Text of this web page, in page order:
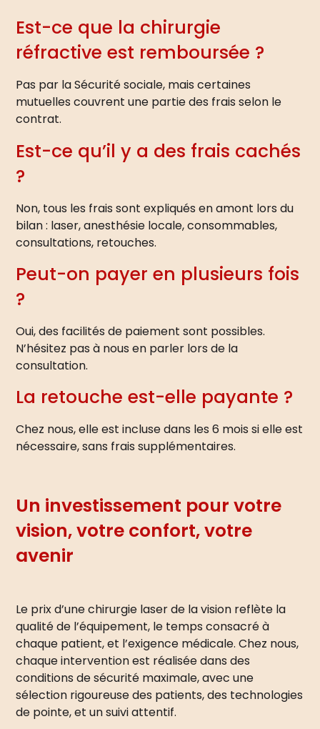
Est-ce que la chirurgie
réfractive est remboursée ?
Pas par la Sécurité sociale, mais certaines
mutuelles couvrent une partie des frais selon le
contrat.
Est-ce qu’il y a des frais cachés
?
Non, tous les frais sont expliqués en amont lors du
bilan : laser, anesthésie locale, consommables,
consultations, retouches.
Peut-on payer en plusieurs fois
?
Oui, des facilités de paiement sont possibles.
N’hésitez pas à nous en parler lors de la
consultation.
La retouche est-elle payante ?
Chez nous, elle est incluse dans les 6 mois si elle est
nécessaire, sans frais supplémentaires.
Un investissement pour votre
vision, votre confort, votre
avenir
Le prix d’une chirurgie laser de la vision reflète la
qualité de l’équipement, le temps consacré à
chaque patient, et l’exigence médicale. Chez nous,
chaque intervention est réalisée dans des
conditions de sécurité maximale, avec une
sélection rigoureuse des patients, des technologies
de pointe, et un suivi attentif.